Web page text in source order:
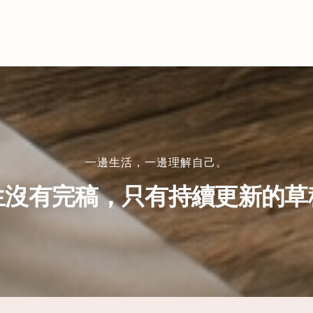
一邊生活，一邊理解自己。
有完稿，只有持續更新的